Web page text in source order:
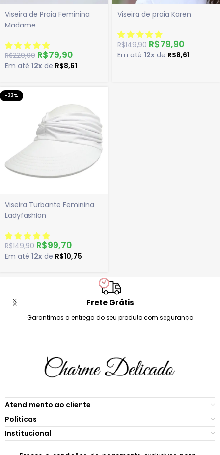
Viseira de Praia Feminina
Madame
R$229,90 R$79,90
Em até 12x de R$8,61
Viseira de praia Karen
R$149,90 R$79,90
Em até 12x de R$8,61
-33%
Viseira Turbante Feminina
Ladyfashion
R$149,90 R$99,70
Em até 12x de R$10,75
Frete Grátis
Garantimos a entrega do seu produto com segurança
Atendimento ao cliente
Políticas
Institucional